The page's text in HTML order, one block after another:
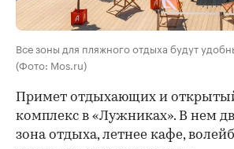
Все зоны для пляжного отдыха будут
(Фото: Mos.ru)
Примет отдыхающих и
комплекс в «Лужниках». В нем
зона отдыха, летнее кафе,